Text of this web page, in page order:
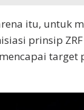
itu, untuk
prinsip
target